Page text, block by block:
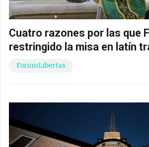
Cuatro razones por las que
restringido la misa en latín
ForumLibertas